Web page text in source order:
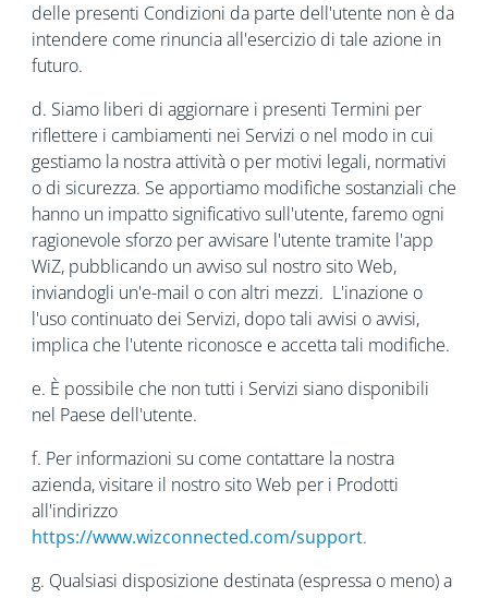
delle presenti Condizioni da parte dell'utente non è da
intendere come rinuncia all'esercizio di tale azione in
futuro.
d. Siamo liberi di aggiornare i presenti Termini per
riflettere i cambiamenti nei Servizi o nel modo in cui
gestiamo la nostra attività o per motivi legali, normativi
o di sicurezza. Se apportiamo modifiche sostanziali che
hanno un impatto significativo sull'utente, faremo ogni
ragionevole sforzo per avvisare l'utente tramite l'app
WiZ, pubblicando un avviso sul nostro sito Web,
inviandogli un'e-mail o con altri mezzi. L'inazione o
l'uso continuato dei Servizi, dopo tali avvisi o avvisi,
implica che l'utente riconosce e accetta tali modifiche.
e. È possibile che non tutti i Servizi siano disponibili
nel Paese dell'utente.
f. Per informazioni su come contattare la nostra
azienda, visitare il nostro sito Web per i Prodotti
all'indirizzo
https://www.wizconnected.com/support.
g. Qualsiasi disposizione destinata (espressa o meno) a